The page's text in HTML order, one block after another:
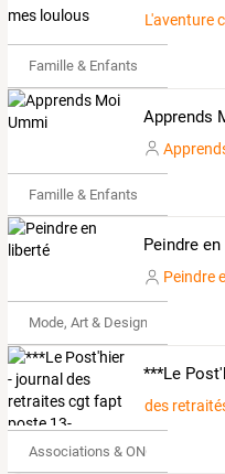
L'aventure
Famille & Enfants
Apprends
Famille & Enfants
Peindre
Peindre
Mode, Art & Design
des
Associations & ONG